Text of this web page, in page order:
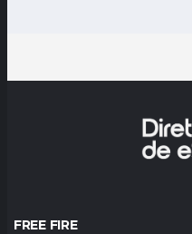
FREE FIRE